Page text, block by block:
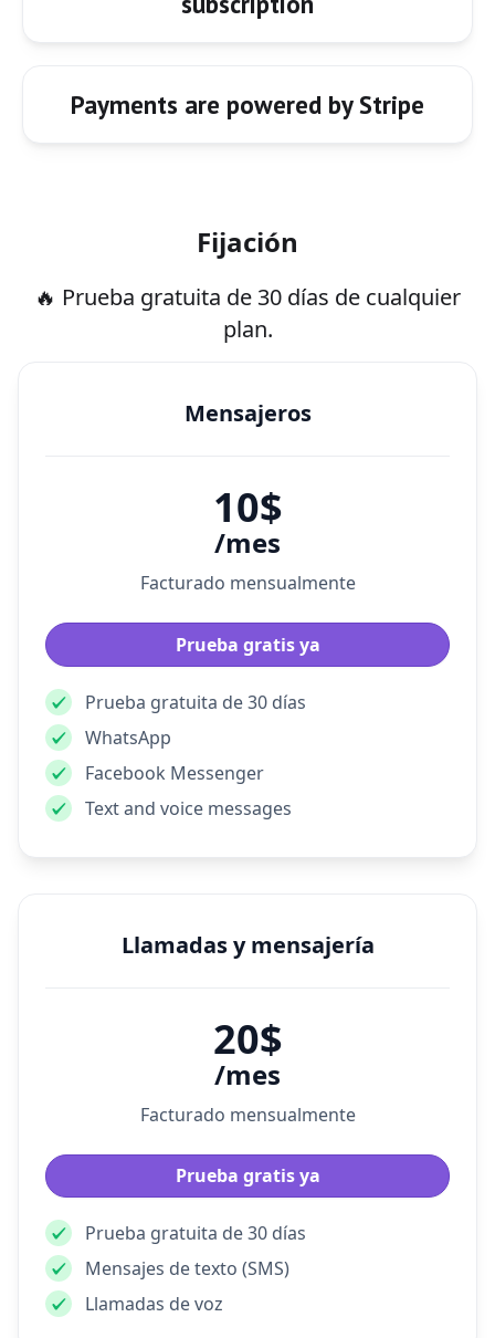
Payments are powered by Stripe
Fijación
🔥 Prueba gratuita de 30 días de cualquier
plan.
Mensajeros
10$
/mes
Facturado mensualmente
Prueba gratis ya
Prueba gratuita de 30 días
WhatsApp
Facebook Messenger
Text and voice messages
Llamadas y mensajería
20$
/mes
Facturado mensualmente
Prueba gratis ya
Prueba gratuita de 30 días
Mensajes de texto (SMS)
Llamadas de voz